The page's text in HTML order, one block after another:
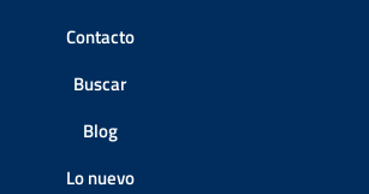
Contacto
Buscar
Blog
Lo nuevo